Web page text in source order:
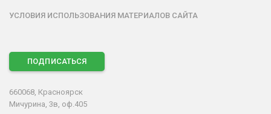
УСЛОВИЯ ИСПОЛЬЗОВАНИЯ МАТЕРИАЛОВ САЙТА
ПОДПИСАТЬСЯ
660068, Красноярск
Мичурина, 3в, оф.405